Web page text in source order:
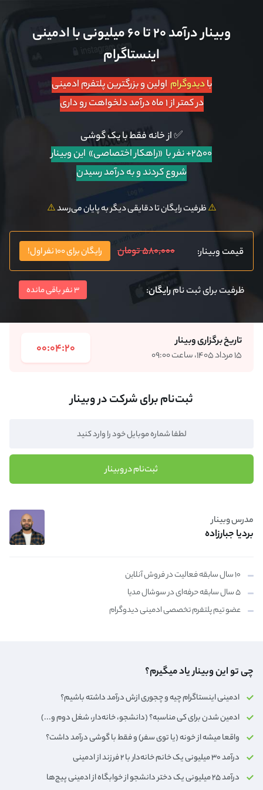
وبینار درآمد ۲۰ تا ۶۰ میلیونی با ادمینی
اینستاگرام
بادیدوگرام اولین و بزرگترین پلتفرم ادمینی
در کمتر از ۱ ماه درآمد دلخواهت رو داری
✅ از خانه فقط با یک گوشی
۲۵۰۰+ نفر با «راهکار اختصاصی»
این وبینار
شروع کردند و به درآمد رسیدن
⚠️ظرفیت رایگان تا دقایقی دیگر به پایان می‌رسد⚠️
قیمت وبینار: ۵۸۰,۰۰۰ تومان رایگان برای ۱۰۰ نفر اول!
ظرفیت برای ثبت نامرایگان: 3 نفر باقی مانده
تاریخ برگزاری وبینار
۱۵ مرداد ۱۴۰۵، ساعت ۰۹:۰۰ 00:04:20
ثبت‌نام برای شرکت در وبینار
ثبت‌نام در وبینار
مدرس وبینار
بردیا جبارزاده
۱۰ سال سابقه فعالیت در فروش آنلاین
۵ سال سابقه حرفه‌ای در سوشال مدیا
عضو تیم پلتفرم تخصصی ادمینی دیدوگرام
چی تو این وبینار یاد میگیرم؟
ادمینی اینستاگرام چیه و چجوری ازش درآمد داشته باشیم؟
ادمین شدن برای کی مناسبه؟ (دانشجو، خانه‌دار،‌ شغل دوم و...)
واقعا میشه از خونه (یا توی سفر) و فقط با گوشی درآمد داشت؟
درآمد ۳۰ میلیونی یک خانم خانه‌دار با ۲ فرزند از ادمینی
درآمد ۲۵ میلیونی یک دختر دانشجو از خوابگاه از ادمینی پیج‌ها